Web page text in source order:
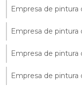
Empresa de pintura
Empresa de pintura
Empresa de pintura
Empresa de pintura